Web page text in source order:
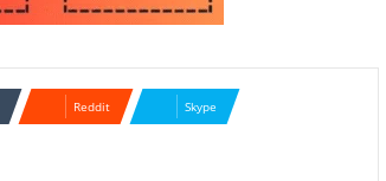
Reddit Skype